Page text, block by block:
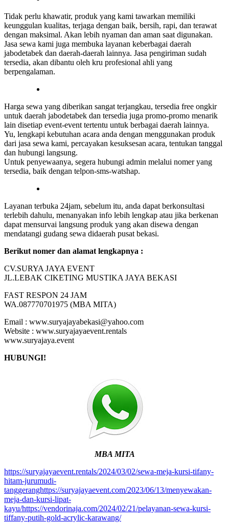
Tidak perlu khawatir, produk yang kami tawarkan memiliki
keunggulan kualitas, terjaga dengan baik, bersih, rapi, dan terawat
dengan maksimal. Akan lebih nyaman dan aman saat digunakan.
Jasa sewa kami juga membuka layanan keberbagai daerah
jabodetabek dan daerah-daerah lainnya. Jasa pengiriman sudah
tersedia, akan dibantu oleh kru profesional ahli yang
berpengalaman.
Harga sewa yang diberikan sangat terjangkau, tersedia free ongkir
untuk daerah jabodetabek dan tersedia juga promo-promo menarik
lain disetiap event-event tertentu untuk berbagai daerah lainnya.
Yu, lengkapi kebutuhan acara anda dengan menggunakan produk
dari jasa sewa kami, percayakan kesuksesan acara, tentukan tanggal
dan hubungi langsung.
Untuk penyewaanya, segera hubungi admin melalui nomer yang
tersedia, baik dengan telpon-sms-watshap.
Layanan terbuka 24jam, sebelum itu, anda dapat berkonsultasi
terlebih dahulu, menanyakan info lebih lengkap atau jika berkenan
dapat mensurvai langsung produk yang akan disewa dengan
mendatangi gudang sewa didaerah pusat bekasi.
Berikut nomer dan alamat lengkapnya :
CV.SURYA JAYA EVENT
JL.LEBAK CIKETING MUSTIKA JAYA BEKASI
FAST RESPON 24 JAM
WA.087770701975 (MBA MITA)
Email : www.suryajayabekasi@yahoo.com
Website : www.suryajayaevent.rentals
www.suryajaya.event
HUBUNGI!
MBA MITA
https://suryajayaevent.rentals/2024/03/02/sewa-meja-kursi-tifany-
hitam-jurumudi-
tanggeranghttps://suryajayaevent.com/2023/06/13/menyewakan-
meja-dan-kursi-lipat-
kayu/https://vendorinaja.com/2024/02/21/pelayanan-sewa-kursi-
tiffany-putih-gold-acrylic-karawang/